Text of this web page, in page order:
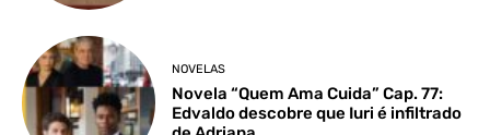
NOVELAS
Novela “Quem Ama Cuida” Cap. 77:
Edvaldo descobre que Iuri é infiltrado